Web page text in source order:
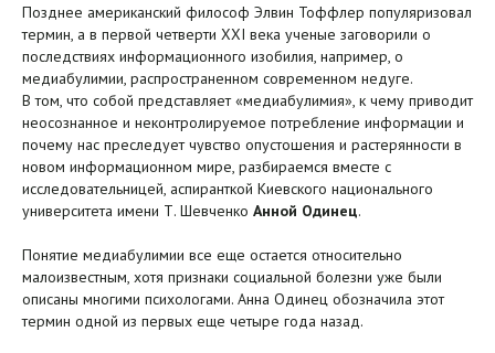
Позднее американский философ Элвин Тоффлер популяризовал
термин, а в первой четверти XXI века ученые заговорили о
последствиях информационного изобилия, например, о
медиабулимии, распространенном современном недуге.
В том, что собой представляет «медиабулимия», к чему приводит
неосознанное и неконтролируемое потребление информации и
почему нас преследует чувство опустошения и растерянности в
новом информационном мире, разбираемся вместе с
исследовательницей, аспиранткой Киевского национального
университета имени Т. Шевченко Анной Одинец.
Понятие медиабулимии все еще остается относительно
малоизвестным, хотя признаки социальной болезни уже были
описаны многими психологами. Анна Одинец обозначила этот
термин одной из первых еще четыре года назад.